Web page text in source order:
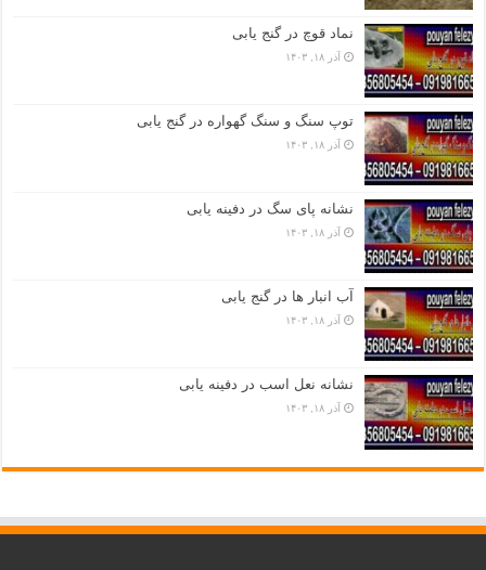
نماد قوچ در گنج یابی
آذر ۱۸, ۱۴۰۳
توپ سنگ و سنگ گهواره در گنج یابی
آذر ۱۸, ۱۴۰۳
نشانه پای سگ در دفینه یابی
آذر ۱۸, ۱۴۰۳
آب انبار ها در گنج یابی
آذر ۱۸, ۱۴۰۳
نشانه نعل اسب در دفینه یابی
آذر ۱۸, ۱۴۰۳